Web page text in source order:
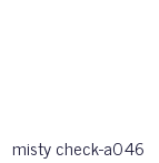
misty check-a046